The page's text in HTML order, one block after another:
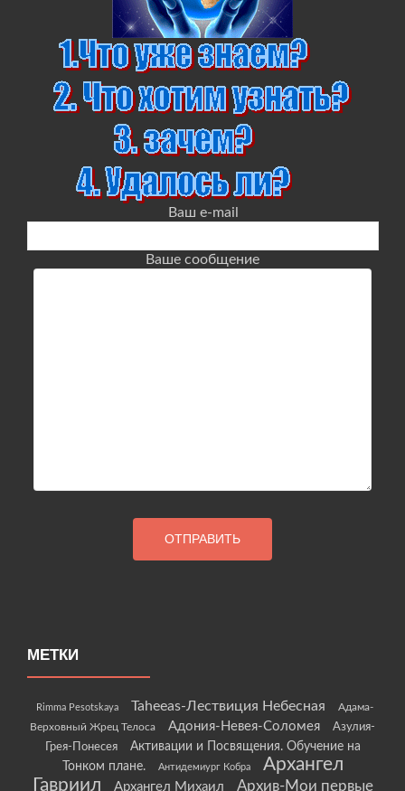
Ваш e-mail
Ваше сообщение
МЕТКИ
Rimma Pesotskaya Taheeas-Лествиция Небесная
Адама-
Верховный Жрец Телоса
Адония-Невея-Соломея
Азулия-
Грея-Понесея
Активации и Посвящения. Обучение на
Тонком плане.
Антидемиург Кобра
Архангел
Гавриил
Архангел Михаил
Архив-Мои первые